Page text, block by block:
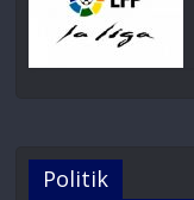
Politik